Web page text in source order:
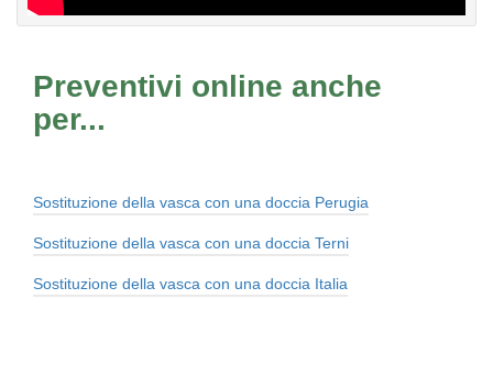
Preventivi online anche
per...
Sostituzione della vasca con una doccia Perugia
Sostituzione della vasca con una doccia Terni
Sostituzione della vasca con una doccia Italia